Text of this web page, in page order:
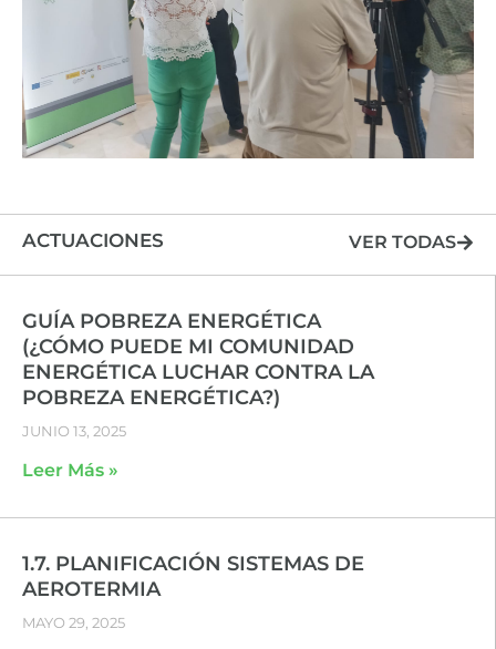
ACTUACIONES VER TODAS
GUÍA POBREZA ENERGÉTICA
(¿CÓMO PUEDE MI COMUNIDAD
ENERGÉTICA LUCHAR CONTRA LA
POBREZA ENERGÉTICA?)
JUNIO 13, 2025
Leer Más »
1.7. PLANIFICACIÓN SISTEMAS DE
AEROTERMIA
MAYO 29, 2025